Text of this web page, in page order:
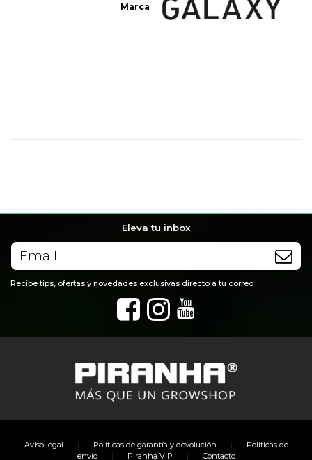
Marca
Eleva tu inbox
Recibe tips, ofertas y novedades exclusivas directo a tu correo
Aviso legal | Políticas de garantía y devolución |
Políticas de
envío
| Piranha VIP | Contacto